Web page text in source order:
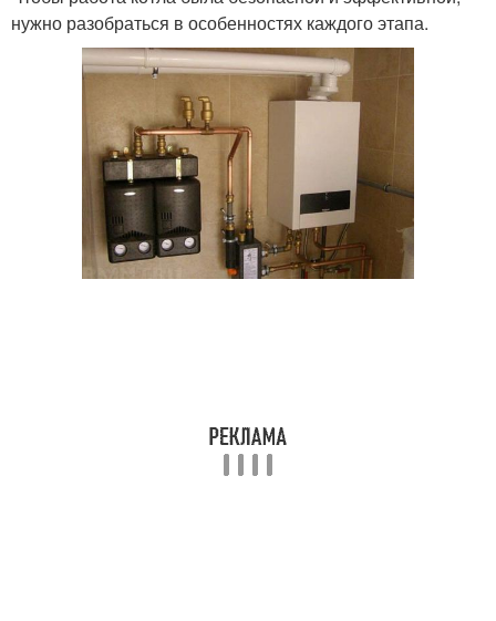
нужно разобраться в особенностях каждого этапа.